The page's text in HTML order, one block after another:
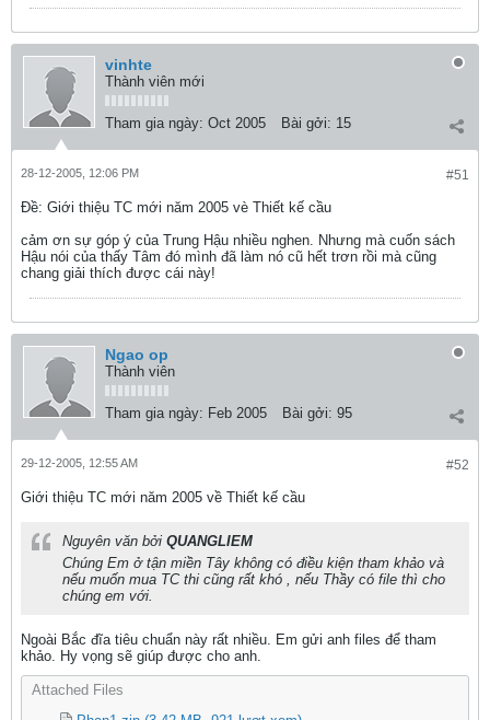
vinhte
Thành viên mới
Tham gia ngày: Oct 2005 Bài gởi: 15
#51
28-12-2005, 12:06 PM
Ðề: Giới thiệu TC mới năm 2005 vè Thiết kế cầu
cảm ơn sự góp ý của Trung Hậu nhiều nghen. Nhưng mà cuốn sách
Hậu nói của thấy Tâm đó mình đã làm nó cũ hết trơn rồi mà cũng
chang giải thích được cái này!
Ngao op
Thành viên
Tham gia ngày: Feb 2005 Bài gởi: 95
#52
29-12-2005, 12:55 AM
Giới thiệu TC mới năm 2005 về Thiết kế cầu
Nguyên văn bởi QUANGLIEM
Chúng Em ở tận miền Tây không có điều kiện tham khảo và
nếu muốn mua TC thi cũng rất khó , nếu Thầy có file thì cho
chúng em với.
Ngoài Bắc đĩa tiêu chuẩn này rất nhiều. Em gửi anh files để tham
khảo. Hy vọng sẽ giúp được cho anh.
Attached Files